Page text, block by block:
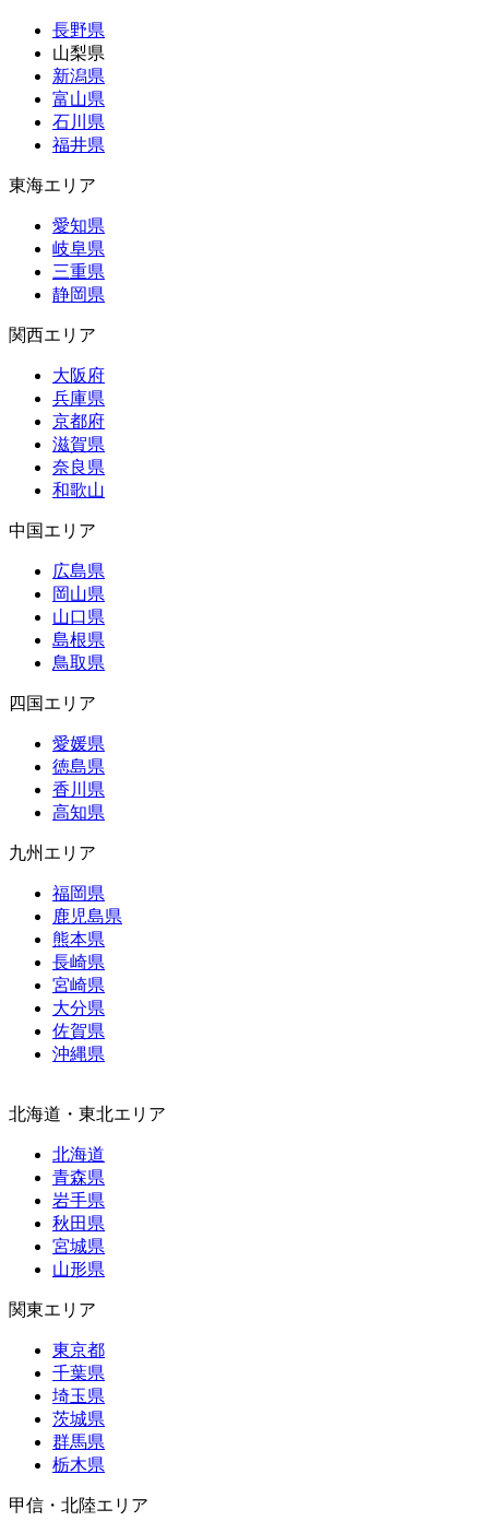
長野県
山梨県
新潟県
富山県
石川県
福井県
東海エリア
愛知県
岐阜県
三重県
静岡県
関西エリア
大阪府
兵庫県
京都府
滋賀県
奈良県
和歌山
中国エリア
広島県
岡山県
山口県
島根県
鳥取県
四国エリア
愛媛県
徳島県
香川県
高知県
九州エリア
福岡県
鹿児島県
熊本県
長崎県
宮崎県
大分県
佐賀県
沖縄県
北海道・東北エリア
北海道
青森県
岩手県
秋田県
宮城県
山形県
関東エリア
東京都
千葉県
埼玉県
茨城県
群馬県
栃木県
甲信・北陸エリア